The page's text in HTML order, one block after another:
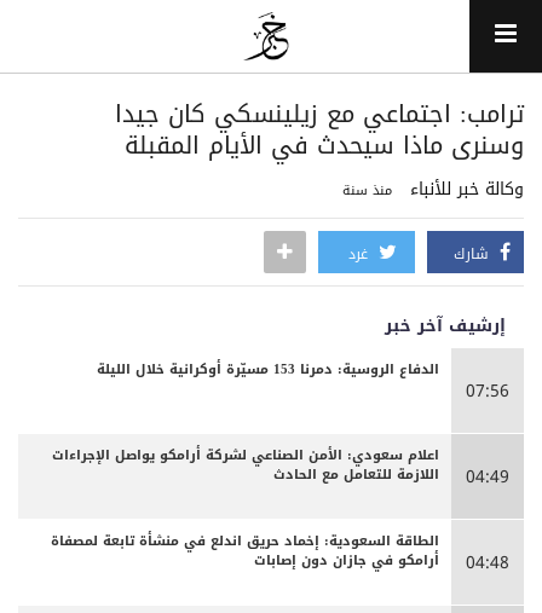
ترامب: اجتماعي مع زيلينسكي كان جيدا
وسنرى ماذا سيحدث في الأيام المقبلة
وكالة خبر للأنباء منذ سنة
شارك غرد
إرشيف آخر خبر
07:56
الدفاع الروسية: دمرنا 153 مسيّرة أوكرانية خلال الليلة
04:49
اعلام سعودي: الأمن الصناعي لشركة أرامكو يواصل الإجراءات
اللازمة للتعامل مع الحادث
04:48
الطاقة السعودية: إخماد حريق اندلع في منشأة تابعة لمصفاة
أرامكو في جازان دون إصابات